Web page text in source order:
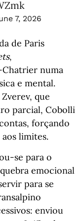
7, 2026
de Paris
,
numa
e mental.
que
parcial, Cobolli
forçando
limites.
se para o
emocional
para se
enviou